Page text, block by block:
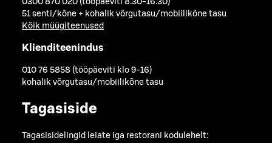
0300 870 020 (tööpäeviti 8.30-16.30)
51 senti/kõne + kohalik võrgutasu/mobiilikõne tasu
Kõik müügiteenused
Klienditeenindus
010 76 5858 (tööpäeviti klo 9-16)
kohalik võrgutasu/mobiilikõne tasu
Tagasiside
Tagasisidelingid leiate iga restorani kodulehelt: